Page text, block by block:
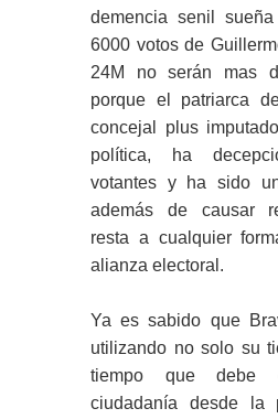
demencia senil
6000 votos de
24M no serán mas
porque el patriarca
concejal plus
política, ha
votantes y ha sido
además de causar
resta a cualquier
alianza electoral.
Ya es sabido que
utilizando no solo su
tiempo que debe
ciudadanía desde la